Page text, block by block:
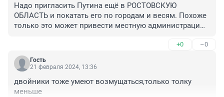
Надо пригласить Путина ещё в РОСТОВСКУЮ
ОБЛАСТЬ и покатать его по городам и весям. Похоже
только это может привести местную администрацию
+0 –0
Гость
21 февраля 2024, 13:36
двойники тоже умеют возмущаться,только толку
меньше